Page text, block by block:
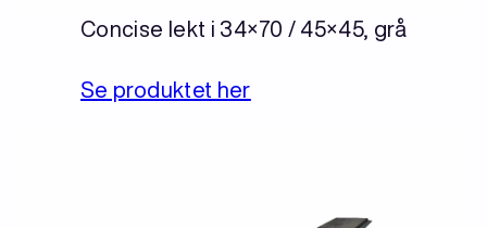
Concise lekt i 34×70 / 45×45, grå
Se produktet her